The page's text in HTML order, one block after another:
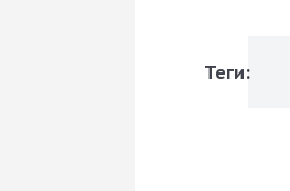
Теги: